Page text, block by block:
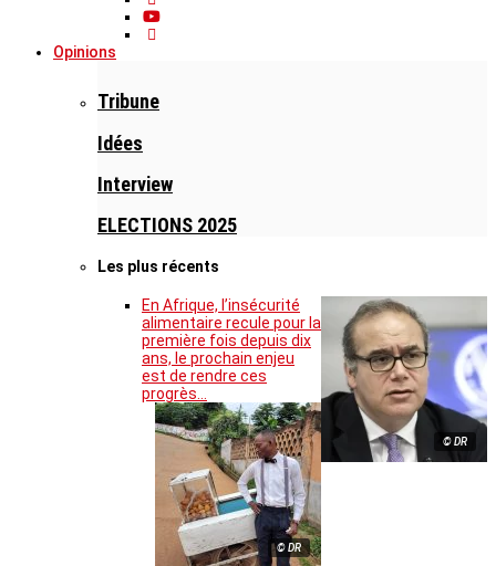
Opinions
Tribune
Idées
Interview
ELECTIONS 2025
Les plus récents
© DR
En Afrique, l’insécurité
alimentaire recule pour la
première fois depuis dix
ans, le prochain enjeu
est de rendre ces
progrès…
© DR